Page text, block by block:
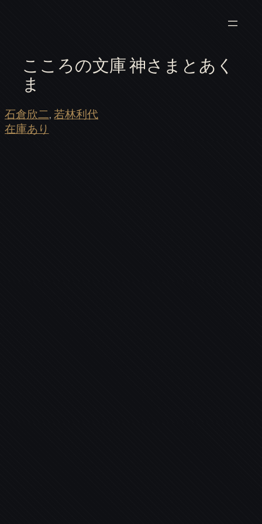
こころの文庫 神さまとあく
ま
石倉欣二, 若林利代
在庫あり